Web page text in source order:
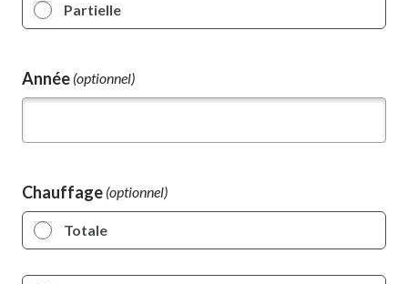
Partielle
Année (optionnel)
Chauffage
Totale